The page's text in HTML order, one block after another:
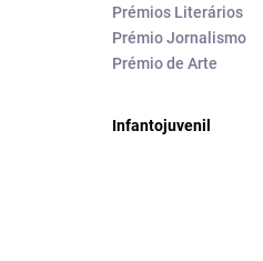
Prémios Literários
Prémio Jornalismo
Prémio de Arte
Infantojuvenil